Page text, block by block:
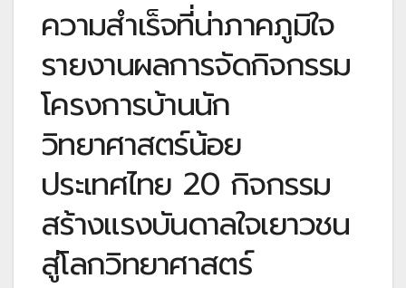
ความสำเร็จที่น่าภาคภูมิใจ
รายงานผลการจัดกิจกรรม
โครงการบ้านนัก
วิทยาศาสตร์น้อย
ประเทศไทย 20 กิจกรรม
สร้างแรงบันดาลใจเยาวชน
สู่โลกวิทยาศาสตร์